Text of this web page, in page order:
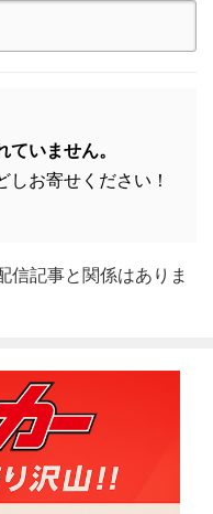
いません。
お寄せください！
信記事と関係はありま